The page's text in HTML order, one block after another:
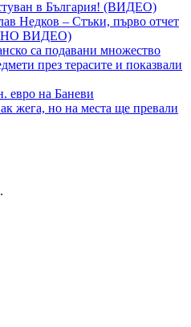
в България! (ВИДЕО)
Недков – Стъки, първо отчет
ВИДЕО)
са подавани множество
през терасите и показвали
евро на Баневи
жега, но на места ще превали